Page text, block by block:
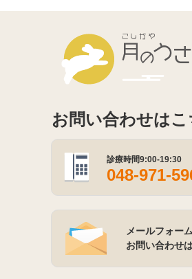
お問い合わせは
診療時間9:00-19:30
048-971-
メールフォー
お問い合わせ